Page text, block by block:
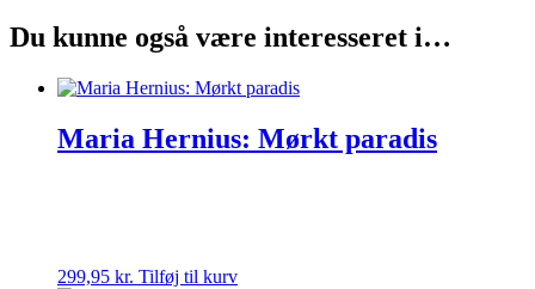
Du kunne også være interesseret i…
Maria Hernius: Mørkt paradis
299,95 kr. Tilføj til kurv